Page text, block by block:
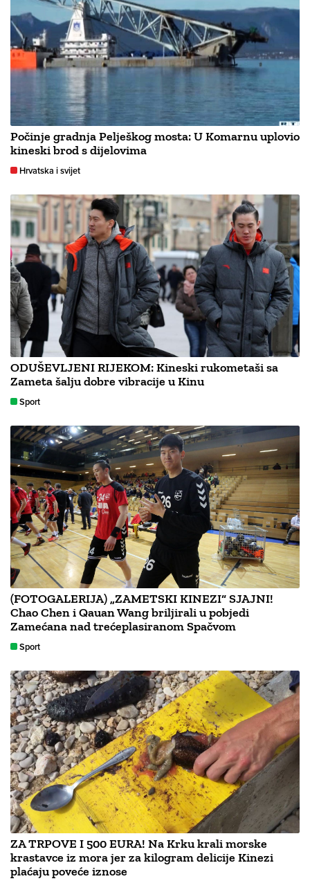
Počinje gradnja Pelješkog mosta: U Komarnu uplovio
kineski brod s dijelovima
Hrvatska i svijet
ODUŠEVLJENI RIJEKOM: Kineski rukometaši sa
Zameta šalju dobre vibracije u Kinu
Sport
(FOTOGALERIJA) „ZAMETSKI KINEZI“ SJAJNI!
Chao Chen i Qauan Wang briljirali u pobjedi
Zamećana nad trećeplasiranom Spačvom
Sport
ZA TRPOVE I 500 EURA! Na Krku krali morske
krastavce iz mora jer za kilogram delicije Kinezi
plaćaju poveće iznose